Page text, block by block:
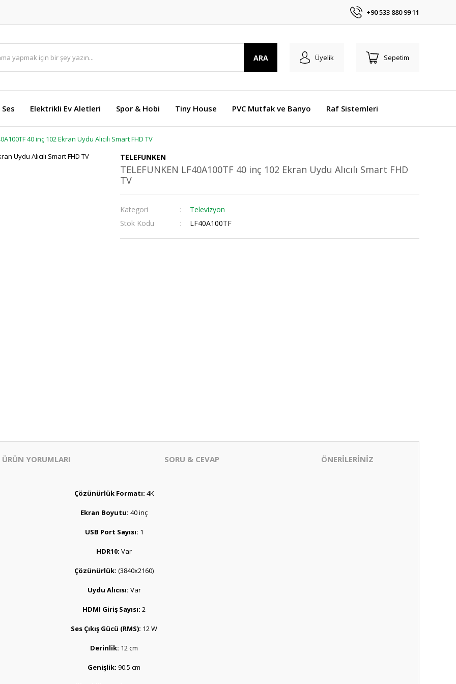
+90 533 880 99 11
ARA Üyelik Sepetim
Elektrikli Ev Aletleri Spor & Hobi Tiny House PVC Mutfak ve Banyo Raf Sistemleri
40 inç 102 Ekran Uydu Alıcılı Smart FHD TV
TELEFUNKEN
TELEFUNKEN LF40A100TF 40 inç 102 Ekran Uydu Alıcılı Smart FHD
TV
Kategori
Televizyon
Stok Kodu
LF40A100TF
ÜRÜN YORUMLARI SORU & CEVAP ÖNERİLERİNİZ
Çözünürlük Formatı: 4K
Ekran Boyutu: 40 inç
USB Port Sayısı: 1
HDR10: Var
Çözünürlük: (3840x2160)
Uydu Alıcısı: Var
HDMI Giriş Sayısı: 2
Ses Çıkış Gücü (RMS): 12 W
Derinlik: 12 cm
Genişlik: 90.5 cm